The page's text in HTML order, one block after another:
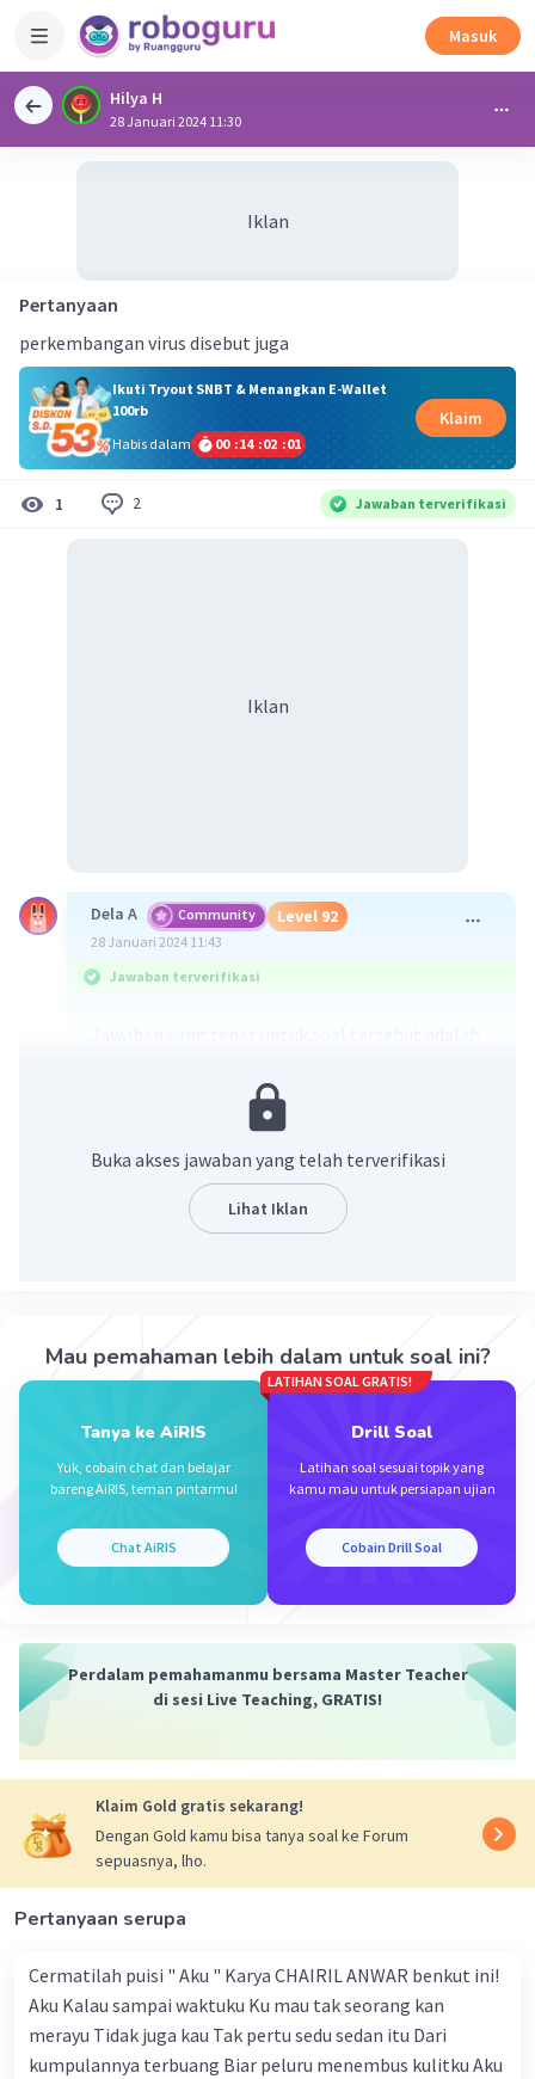
Masuk
Hilya H
28 Januari 2024 11:30
Iklan
Pertanyaan
perkembangan virus disebut juga
Ikuti Tryout SNBT & Menangkan E-Wallet
100rb
Habis dalam
00 :14 :02 :01
Klaim
1 2 Jawaban terverifikasi
Iklan
Dela A Community Level 92
28 Januari 2024 11:43
Jawaban terverifikasi
Beri Rating
Iklan
Level 25
Beri Rating·0.0 (0) Balas
Buka akses jawaban yang telah terverifikasi
Lihat Iklan
Mau pemahaman lebih dalam untuk soal ini?
Tanya ke AiRIS
Yuk, cobain chat dan belajar
bareng AiRIS, teman pintarmu!
Chat AiRIS
LATIHAN SOAL GRATIS!
Drill Soal
Latihan soal sesuai topik yang
kamu mau untuk persiapan ujian
Cobain Drill Soal
Perdalam pemahamanmu bersama Master Teacher
di sesi Live Teaching, GRATIS!
Klaim Gold gratis sekarang!
Dengan Gold kamu bisa tanya soal ke Forum
sepuasnya, lho.
Pertanyaan serupa
Cermatilah puisi " Aku " Karya CHAIRIL ANWAR benkut ini!
Aku Kalau sampai waktuku Ku mau tak seorang kan
merayu Tidak juga kau Tak pertu sedu sedan itu Dari
kumpulannya terbuang Biar peluru menembus kulitku Aku